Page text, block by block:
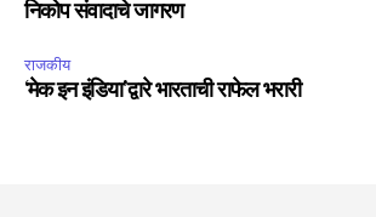
निकोप संवादाचे जागरण
राजकीय
‘मेक इन इंडिया’द्वारे भारताची राफेल भरारी